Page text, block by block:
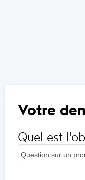
Votre
Quel est